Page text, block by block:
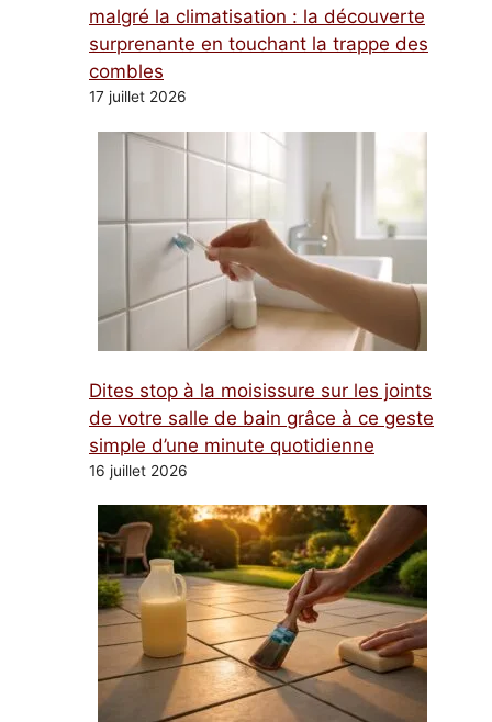
malgré la climatisation : la découverte
surprenante en touchant la trappe des
combles
17 juillet 2026
Dites stop à la moisissure sur les joints
de votre salle de bain grâce à ce geste
simple d’une minute quotidienne
16 juillet 2026